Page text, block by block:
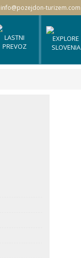
info@pozejdon-turizem.com
LASTNI
PREVOZ
EXPLORE
SLOVENIA